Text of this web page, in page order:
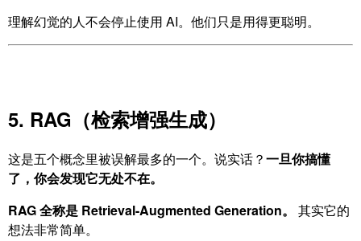
理解幻觉的人不会停止使用 AI。他们只是用得更聪明。
5. RAG（检索增强生成）
这是五个概念里被误解最多的一个。说实话？一旦你搞懂
了，你会发现它无处不在。
RAG 全称是 Retrieval-Augmented Generation。
其实它的
想法非常简单。